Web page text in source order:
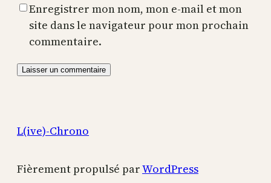
Enregistrer mon nom, mon e-mail et mon
site dans le navigateur pour mon prochain
commentaire.
L(ive)-Chrono
Fièrement propulsé parWordPress